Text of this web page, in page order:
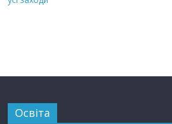
Освіта